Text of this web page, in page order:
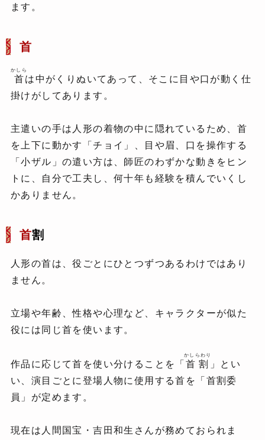
ます。
首
首
かしら
は中がくりぬいてあって、そこに目や口が動く仕
掛けがしてあります。
主遣いの手は人形の着物の中に隠れているため、首
を上下に動かす「チョイ」、目や眉、口を操作する
「小ザル」の遣い方は、師匠のわずかな動きをヒン
トに、自分で工夫し、何十年も経験を積んでいくし
かありません。
首割
人形の首は、役ごとにひとつずつあるわけではあり
ません。
立場や年齢、性格や心理など、キャラクターが似た
役には同じ首を使います。
作品に応じて首を使い分けることを「首割
かしらわり
」とい
い、演目ごとに登場人物に使用する首を「首割委
員」が定めます。
現在は人間国宝・吉田和生さんが務めておられま